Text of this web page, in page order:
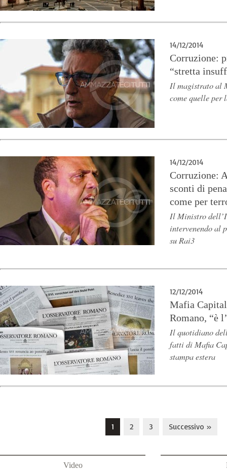
14/12/2014
Corruzione:
“stretta
Il magistrato al
come quelle
14/12/2014
Corruzione:
sconti di
come per
Il Ministro
intervenendo al
su Rai3
12/12/2014
Mafia
Romano, “è
Il quotidiano
fatti di Mafia
stampa estera
1 2 3 Successivo »
Video